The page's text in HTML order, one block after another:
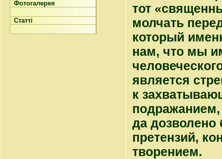
Фотогалерея
Статті
тот
молчать
который
нам, что мы
является
к
да дозволено
претензий,
творением.